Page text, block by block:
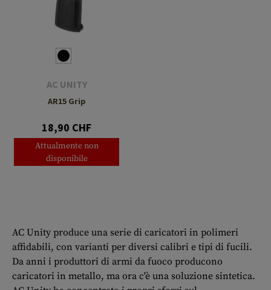
AC UNITY
AR15 Grip
18,90 CHF
Attualmente non
disponibile
AC Unity produce una serie di caricatori in polimeri
affidabili, con varianti per diversi calibri e tipi di fucili.
Da anni i produttori di armi da fuoco producono
caricatori in metallo, ma ora c'è una soluzione sintetica.